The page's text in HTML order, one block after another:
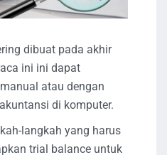
dibuat pada akhir
ini ini dapat
atau dengan
di komputer.
langkah yang harus
trial balance untuk